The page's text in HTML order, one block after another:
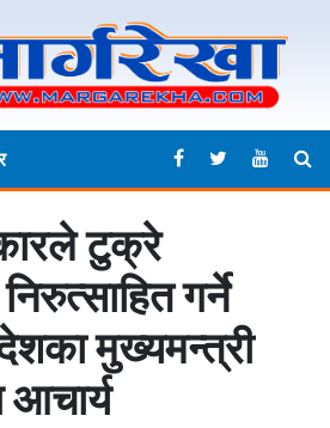
टुक्रे
गर्ने
मुख्यमन्त्री